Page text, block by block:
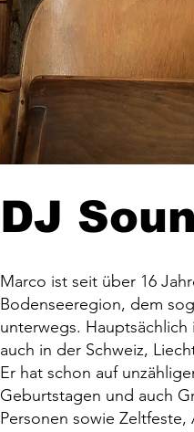
DJ
Marco ist seit über 16
Bodenseeregion, dem
unterwegs.
auch in der Schweiz,
Er hat schon auf
Geburtstagen und auch
Personen sowie Zeltfeste,